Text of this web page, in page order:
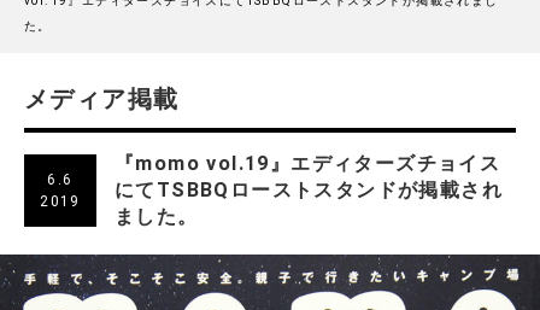
た。
メディア掲載
6.6
2019
『momo vol.19』エディターズチョイス
にてTSBBQローストスタンドが掲載され
ました。